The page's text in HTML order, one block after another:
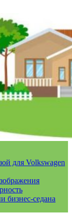
для Volkswagen
бизнес-седана